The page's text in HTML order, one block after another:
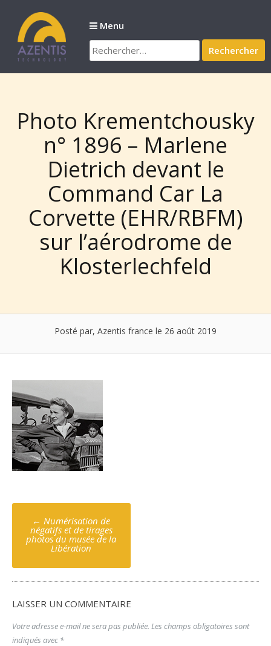
contenu
Menu
Rechercher :
Photo Krementchousky
n° 1896 – Marlene
Dietrich devant le
Command Car La
Corvette (EHR/RBFM)
sur l’aérodrome de
Klosterlechfeld
Posté par, Azentis france le 26 août 2019
Poste
navigation
← Numérisation de
négatifs et de tirages
photos du musée de la
Libération
LAISSER UN COMMENTAIRE
Votre adresse e-mail ne sera pas publiée. Les champs obligatoires sont
indiqués avec *